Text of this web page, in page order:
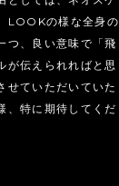
LOOKの様な全身の
つ、良い意味で「飛
が伝えられればと思
せていただいていた
、特に期待してくだ